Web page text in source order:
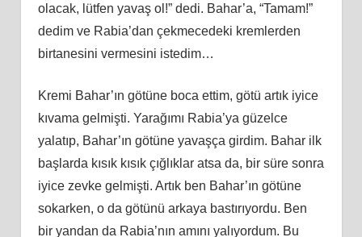
olacak, lütfen yavaş ol!” dedi. Bahar’a, “Tamam!”
dedim ve Rabia’dan çekmecedeki kremlerden
birtanesini vermesini istedim…
Kremi Bahar’ın götüne boca ettim, götü artık iyice
kıvama gelmişti. Yarağımı Rabia’ya güzelce
yalatıp, Bahar’ın götüne yavaşça girdim. Bahar ilk
başlarda kısık kısık çığlıklar atsa da, bir süre sonra
iyice zevke gelmişti. Artık ben Bahar’ın götüne
sokarken, o da götünü arkaya bastırıyordu. Ben
bir yandan da Rabia’nın amını yalıyordum. Bu